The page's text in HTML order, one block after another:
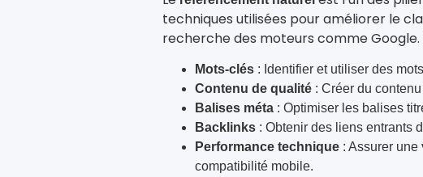
techniques utilisées pour améliorer le
recherche des moteurs comme Google.
Mots-clés : Identifier et utiliser des
Contenu de qualité : Créer du
Balises méta : Optimiser les balises
Backlinks : Obtenir des liens entrants
Performance technique : Assurer
compatibilité mobile.